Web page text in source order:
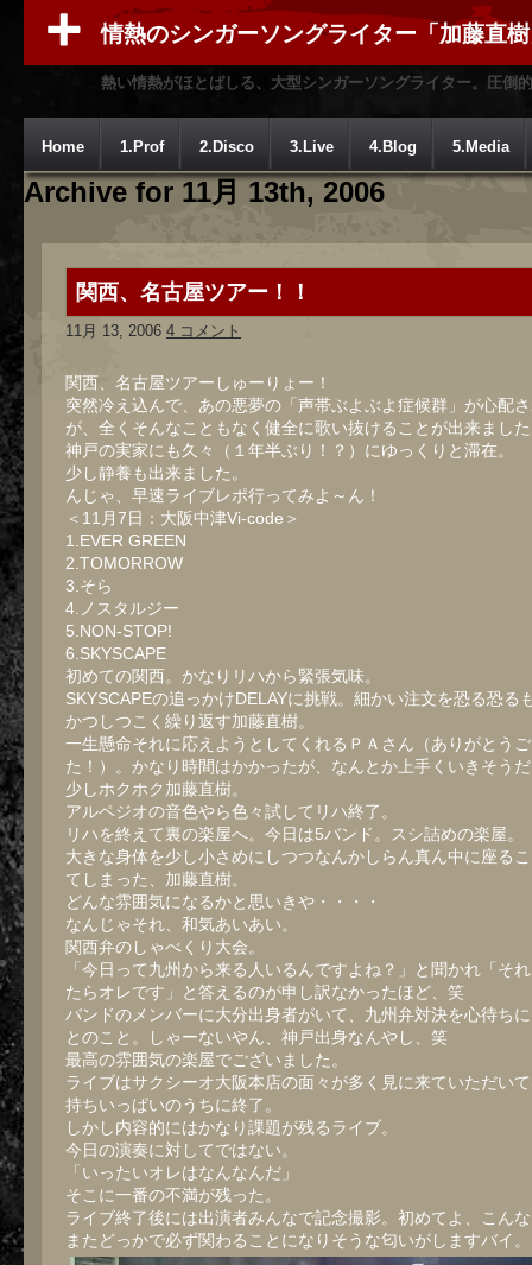
情熱のシンガーソングライター「加藤直
熱い情熱がほとばしる、大型シンガーソングライター。圧倒
Home 1.Prof 2.Disco 3.Live 4.Blog 5.Media
Archive for 11月 13th, 2006
関西、名古屋ツアー！！
11月 13, 2006 4 コメント
関西、名古屋ツアーしゅーりょー！
突然冷え込んで、あの悪夢の「声帯ぶよぶよ症候群」が心配
が、全くそんなこともなく健全に歌い抜けることが出来まし
神戸の実家にも久々（１年半ぶり！？）にゆっくりと滞在。
少し静養も出来ました。
んじゃ、早速ライブレポ行ってみよ～ん！
＜11月7日：大阪中津Vi-code＞
1.EVER GREEN
2.TOMORROW
3.そら
4.ノスタルジー
5.NON-STOP!
6.SKYSCAPE
初めての関西。かなりリハから緊張気味。
SKYSCAPEの追っかけDELAYに挑戦。細かい注文を恐る恐る
かつしつこく繰り返す加藤直樹。
一生懸命それに応えようとしてくれるＰＡさん（ありがとう
た！）。かなり時間はかかったが、なんとか上手くいきそう
少しホクホク加藤直樹。
アルペジオの音色やら色々試してリハ終了。
リハを終えて裏の楽屋へ。今日は5バンド。スシ詰めの楽屋。
大きな身体を少し小さめにしつつなんかしらん真ん中に座る
てしまった、加藤直樹。
どんな雰囲気になるかと思いきや・・・・
なんじゃそれ、和気あいあい。
関西弁のしゃべくり大会。
「今日って九州から来る人いるんですよね？」と聞かれ「そ
たらオレです」と答えるのが申し訳なかったほど、笑
バンドのメンバーに大分出身者がいて、九州弁対決を心待ち
とのこと。しゃーないやん、神戸出身なんやし、笑
最高の雰囲気の楽屋でございました。
ライブはサクシーオ大阪本店の面々が多く見に来ていただい
持ちいっぱいのうちに終了。
しかし内容的にはかなり課題が残るライブ。
今日の演奏に対してではない。
「いったいオレはなんなんだ」
そこに一番の不満が残った。
ライブ終了後には出演者みんなで記念撮影。初めてよ、こん
またどっかで必ず関わることになりそうな匂いがしますバイ。